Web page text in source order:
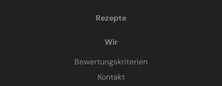
Rezepte
Wir
Bewertungskriterien
Kontakt